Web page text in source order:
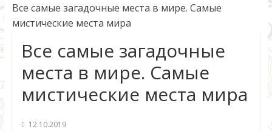
Все самые загадочные места в мире. Самые
мистические места мира
Все самые загадочные
места в мире. Самые
мистические места мира
12.10.2019